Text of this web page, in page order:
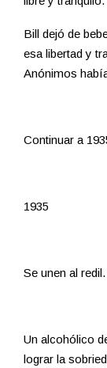
Bill dejó de
esa libertad y
Anónimos
Continuar a
1935
Se unen al
Un alcohólico
lograr la